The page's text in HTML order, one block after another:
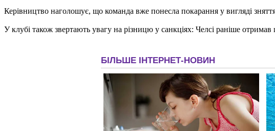
Керівництво наголошує, що команда вже понесла покарання у вигляді
У клубі також звертають увагу на різницю у санкціях: Челсі раніше